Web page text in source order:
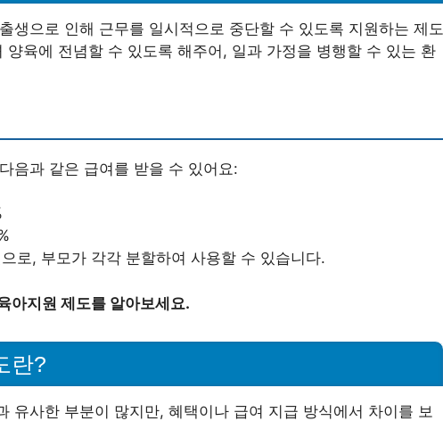
생으로 인해 근무를 일시적으로 중단할 수 있도록 지원하는 제도
양육에 전념할 수 있도록 해주어, 일과 가정을 병행할 수 있는 환
음과 같은 급여를 받을 수 있어요:
로, 부모가 각각 분할하여 사용할 수 있습니다.
아지원 제도를 알아보세요.
란?
유사한 부분이 많지만, 혜택이나 급여 지급 방식에서 차이를 보